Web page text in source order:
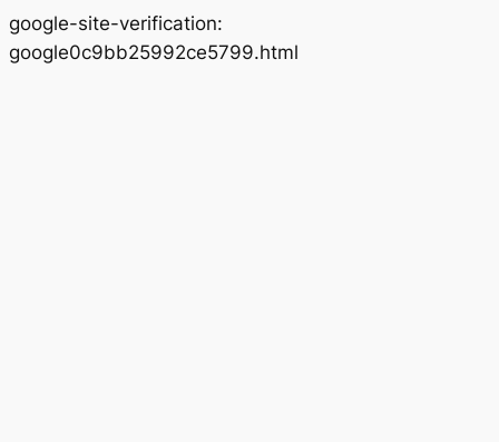
google-site-verification:
google0c9bb25992ce5799.html